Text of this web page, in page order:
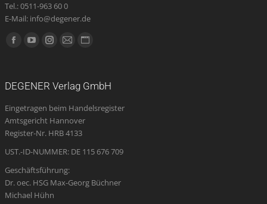
Tel.: 0511-963 60 0
E-Mail: info@degener.de
Finden Sie uns auf:
Facebook
new
window
YouTube
new
window
Instagram
new
window
E-
opens
in
new
Website
new
DEGENER Verlag GmbH
Eingetragen beim Handelsregister
Amtsgericht Hannover
Register-Nr. HRB 4133
UST.-ID-NUMMER: DE 115 676 709
Geschäftsführung:
Dr. oec. HSG Max-Georg Büchner
Michael Hühn